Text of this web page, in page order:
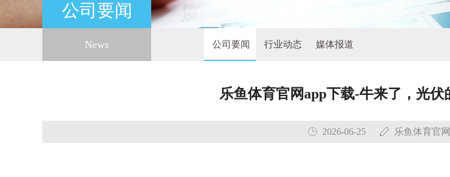
公司要闻
News 公司要闻 行业动态 媒体报道
乐鱼体育官网app下载-牛来了，光伏
2026-06-25 乐鱼体育官